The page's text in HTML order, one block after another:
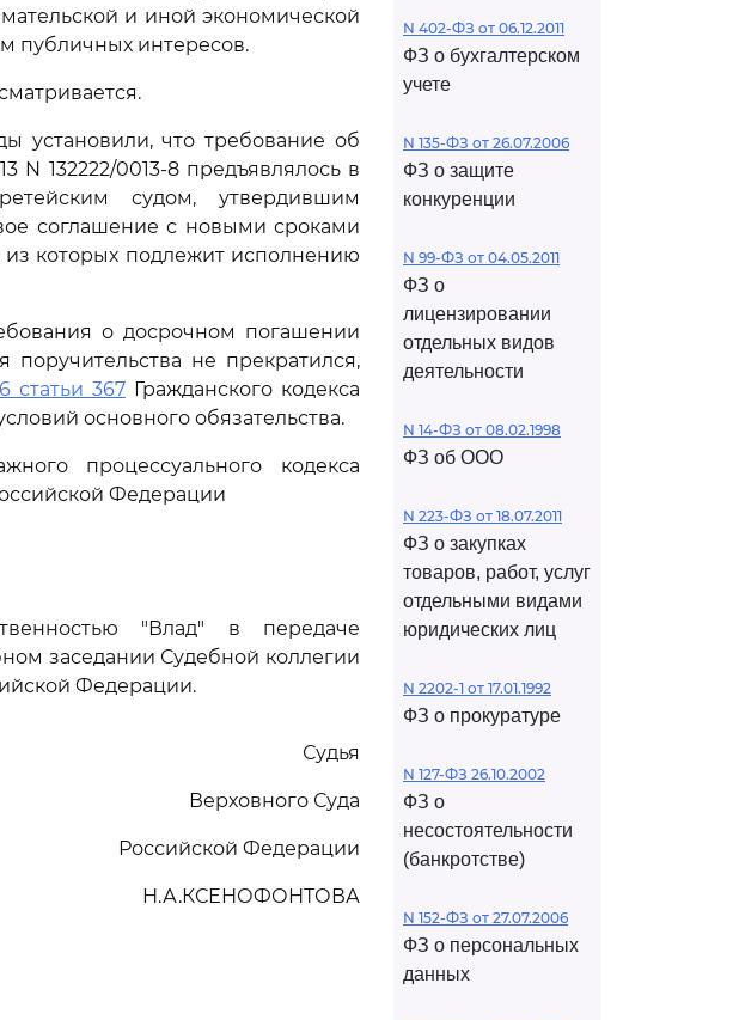
и иной экономической
публичных интересов.
установили, что требование об
N 132222/0013-8 предъявлялось в
судом, утвердившим
соглашение с новыми сроками
из которых подлежит исполнению
о досрочном погашении
не прекратился,
статьи 367Гражданского кодекса
основного обязательства.
процессуального кодекса
Федерации
"Влад" в передаче
заседании Судебной коллегии
Федерации.
Судья
Верховного Суда
Российской Федерации
Н.А.КСЕНОФОНТОВА
N 402-ФЗ от 06.12.2011
ФЗ о бухгалтерском
учете
N 135-ФЗ от 26.07.2006
ФЗ о защите
конкуренции
N 99-ФЗ от 04.05.2011
ФЗ о
лицензировании
отдельных видов
деятельности
N 14-ФЗ от 08.02.1998
ФЗ об ООО
N 223-ФЗ от 18.07.2011
ФЗ о закупках
товаров, работ, услуг
отдельными видами
юридических лиц
N 2202-1 от 17.01.1992
ФЗ о прокуратуре
N 127-ФЗ 26.10.2002
ФЗ о
несостоятельности
(банкротстве)
N 152-ФЗ от 27.07.2006
ФЗ о персональных
данных